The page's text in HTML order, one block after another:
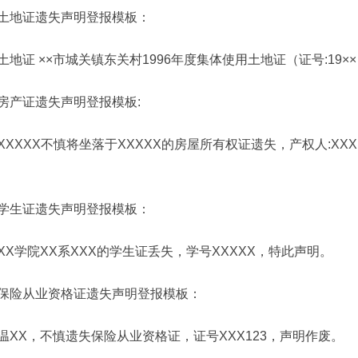
地证遗失声明登报模板：
地证 ××市城关镇东关村1996年度集体使用土地证（证号
产证遗失声明登报模板:
不慎将坐落于XXXXX的房屋所有权证遗失，产权人
生证遗失声明登报模板：
学院XX系XXX的学生证丢失，学号XXXXX，特此声明。
险从业资格证遗失声明登报模板：
XX，不慎遗失保险从业资格证，证号XXX123，声明作废。